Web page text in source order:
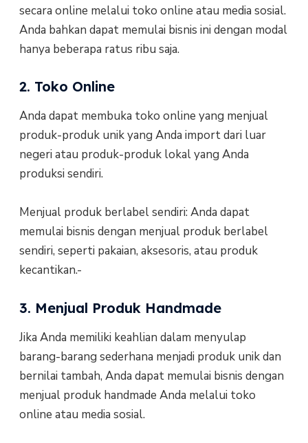
secara online melalui toko online atau media sosial.
Anda bahkan dapat memulai bisnis ini dengan modal
hanya beberapa ratus ribu saja.
2. Toko Online
Anda dapat membuka toko online yang menjual
produk-produk unik yang Anda import dari luar
negeri atau produk-produk lokal yang Anda
produksi sendiri.
Menjual produk berlabel sendiri: Anda dapat
memulai bisnis dengan menjual produk berlabel
sendiri, seperti pakaian, aksesoris, atau produk
kecantikan.-
3. Menjual Produk Handmade
Jika Anda memiliki keahlian dalam menyulap
barang-barang sederhana menjadi produk unik dan
bernilai tambah, Anda dapat memulai bisnis dengan
menjual produk handmade Anda melalui toko
online atau media sosial.